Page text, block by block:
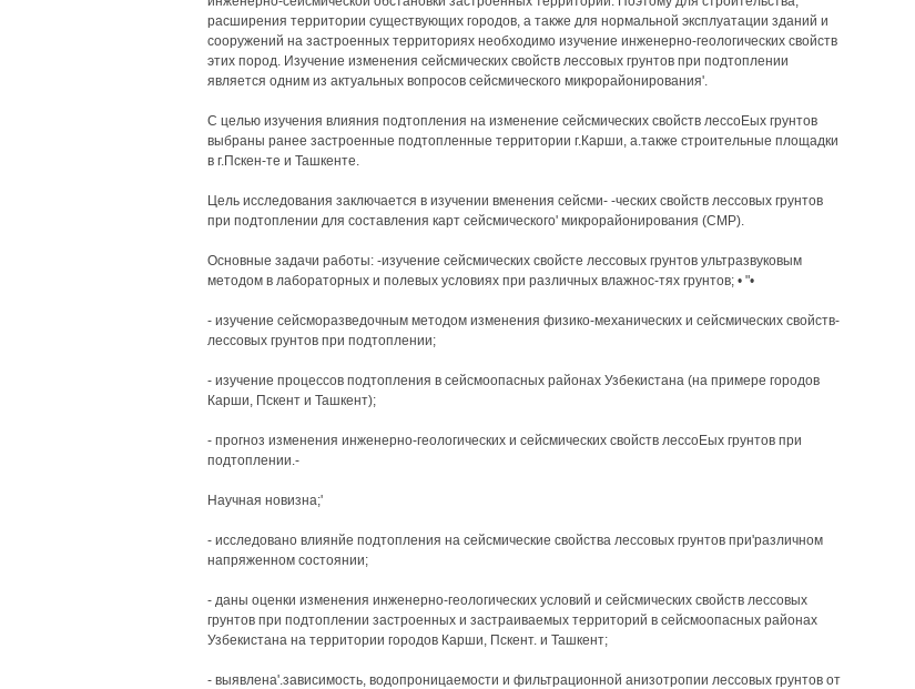
расширения территории существующих городов, а также для нормальной эксплуатации зданий и
сооружений на застроенных территориях необходимо изучение инженерно-геологических свойств
этих пород. Изучение изменения сейсмических свойств лессовых грунтов при подтоплении
является одним из актуальных вопросов сейсмического микрорайонирования'.
С целью изучения влияния подтопления на изменение сейсмических свойств лессоЕых грунтов
выбраны ранее застроенные подтопленные территории г.Карши, а.также строительные площадки
в г.Пскен-те и Ташкенте.
Цель исследования заключается в изучении вменения сейсми- -ческих свойств лессовых грунтов
при подтоплении для составления карт сейсмического' микрорайонирования (СМР).
Основные задачи работы: -изучение сейсмических свойсте лессовых грунтов ультразвуковым
методом в лабораторных и полевых условиях при различных влажнос-тях грунтов; • "•
- изучение сейсморазведочным методом изменения физико-механических и сейсмических свойств-
лессовых грунтов при подтоплении;
- изучение процессов подтопления в сейсмоопасных районах Узбекистана (на примере городов
Карши, Пскент и Ташкент);
- прогноз изменения инженерно-геологических и сейсмических свойств лессоЕых грунтов при
подтоплении.-
Научная новизна;'
- исследовано влиянйе подтопления на сейсмические свойства лессовых грунтов при'различном
напряженном состоянии;
- даны оценки изменения инженерно-геологических условий и сейсмических свойств лессовых
грунтов при подтоплении застроенных и застраиваемых территорий в сейсмоопасных районах
Узбекистана на территории городов Карши, Пскент. и Ташкент;
- выявлена'.зависимость, водопроницаемости и фильтрационной анизотропии лессовых грунтов от